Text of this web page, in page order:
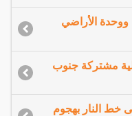
الأراضي
مشتركة جنوب
خط النار بهجوم